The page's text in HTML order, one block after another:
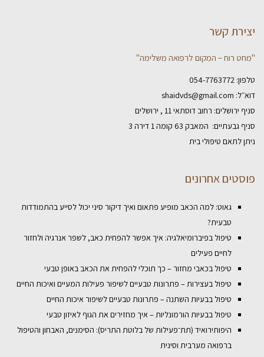
יצירת קשר
"מחט רוח – המקום לרפואה משלימה"
טלפון: 054-7763772
דוא״ל: shaidvds@gmail.com
סניף ירושלים: רחוב דוסתאי 11 , ירושלים
סניף גבעתיים: המאבק 63 קומה 1 דירה 3
ניתן לתאם טיפולי בית
פוסטים אחרונים
גאוט: למה הכאב מופיע פתאום ואיך דיקור סיני יכול לסייע בהתמודדות
טבעית?
טיפול בפיברומיאלגיה: איך אפשר להפחית כאב, לשפר אנרגיה ולחזור
לחיים פעילים
טיפול בכאבי מחזור – כך תוכלי להפחית את הכאב באופן טבעי
טיפול בעצירות – פתרונות טבעיים לשיפור פעילות המעיים ואיכות החיים
טיפול בבעיות השתנה – פתרונות טבעיים לשיפור איכות החיים
טיפול בבעיות הורמונליות – איך מחזירים את הגוף לאיזון טבעי
היפותירואיד (תת־פעילות של בלוטת התריס): הסימנים, האבחון והטיפול
ברפואה מערבית וסינית